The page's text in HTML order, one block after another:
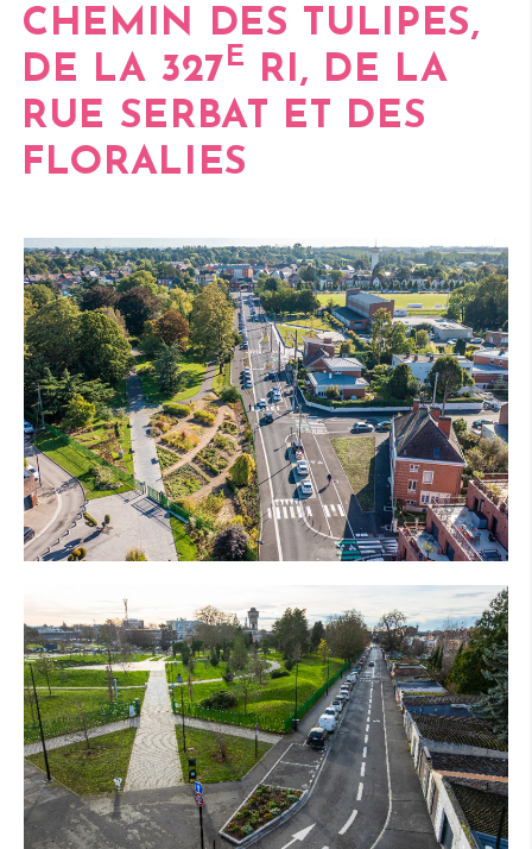
CHEMIN DES TULIPES,
DE LA 327E RI, DE LA
RUE SERBAT ET DES
FLORALIES